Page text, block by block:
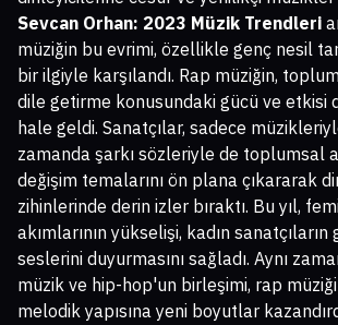
Sevcan Orhan: 2023 Müzik Trendleri
müziğin bu evrimi, özellikle genç nesil
bir ilgiyle karşılandı. Rap müziğin,
dile getirme konusundaki gücü ve etkisi
hale geldi. Sanatçılar, sadece
zamanda şarkı sözleriyle de toplumsal
değişim temalarını ön plana çıkararak
zihinlerinde derin izler bıraktı. Bu yıl,
akımlarının yükselişi, kadın
seslerini duyurmasını sağladı. Aynı
müzik ve hip-hop'un birleşimi, rap
melodik yapısına yeni boyutlar